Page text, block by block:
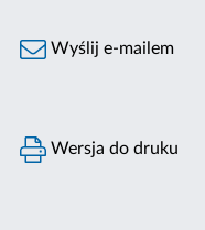
Wyślij e-mailem
Wersja do druku